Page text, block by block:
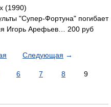
(1990)
"Супер-Фортуна" погибает
Игорь Арефьев… 200 руб
Следующая →
6 7 8
9